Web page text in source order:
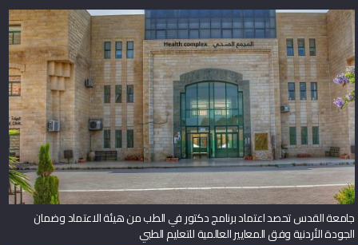
جامعة القدس تحصد اعتماد برنامج دكتور في الطب من هيئة الاعتماد وضمان
الجودة الأردنية وفق المعايير العالمية للتعليم الطبي